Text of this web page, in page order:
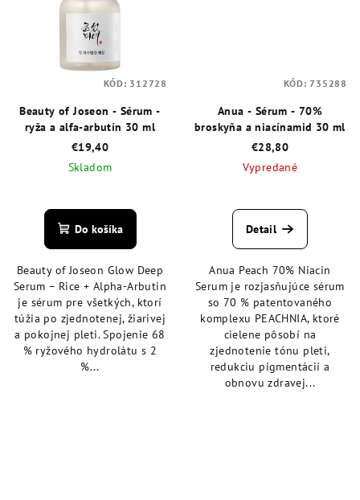
Beauty of Joseon - Sérum -
ryža a alfa-arbutín 30 ml
€19,40
Skladom
hodnotenie
produktu
z
5
hviezdičiek.
Do košíka
Beauty of Joseon Glow Deep
Serum – Rice + Alpha-Arbutin
je sérum pre všetkých, ktorí
túžia po zjednotenej, žiarivej
a pokojnej pleti. Spojenie 68
% ryžového hydrolátu s 2
%...
KÓD: 312728
Anua - Sérum - 70%
broskyňa a niacínamid 30 ml
€28,80
Vypredané
hodnotenie
produktu
z
5
hviezdičiek.
Detail
Anua Peach 70% Niacin
Serum je rozjasňujúce sérum
so 70 % patentovaného
komplexu PEACHNIA, ktoré
cielene pôsobí na
zjednotenie tónu pleti,
redukciu pigmentácií a
obnovu zdravej...
KÓD:735288